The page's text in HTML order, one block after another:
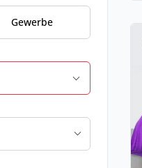
Gewerbe